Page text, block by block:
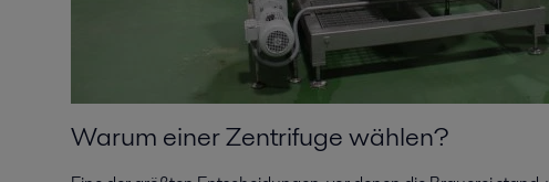
Warum einer Zentrifuge wählen?